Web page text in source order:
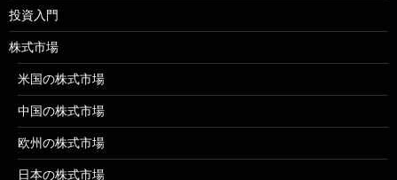
投資入門
株式市場
米国の株式市場
中国の株式市場
欧州の株式市場
日本の株式市場